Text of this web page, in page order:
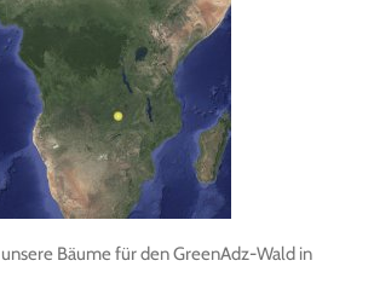
Bäume für den GreenAdz-Wald in